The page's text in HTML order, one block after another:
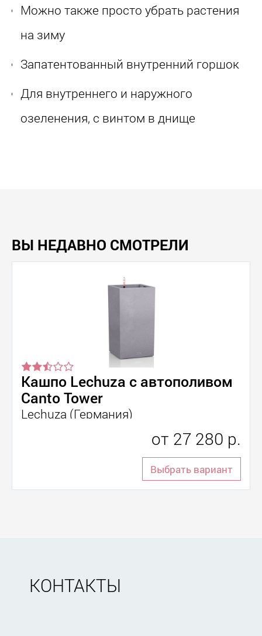
Можно также просто убрать растения
на зиму
Запатентованный внутренний горшок
Для внутреннего и наружного
озеленения, с винтом в днище
ВЫ НЕДАВНО СМОТРЕЛИ
Кашпо Lechuza с автополивом
Canto Tower
Lechuza (Германия)
от 27 280 р.
Выбрать вариант
КОНТАКТЫ